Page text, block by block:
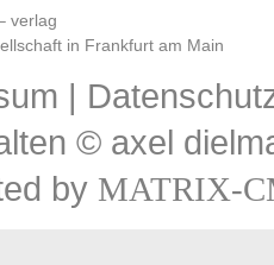
verlag
in Frankfurt am Main
|
© axel
by MATRIX-